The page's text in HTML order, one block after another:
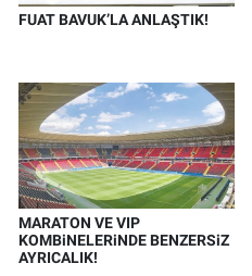
FUAT BAVUK’LA ANLAŞTIK!
MARATON VE VIP
KOMBiNELERiNDE BENZERSiZ
AYRICALIK!